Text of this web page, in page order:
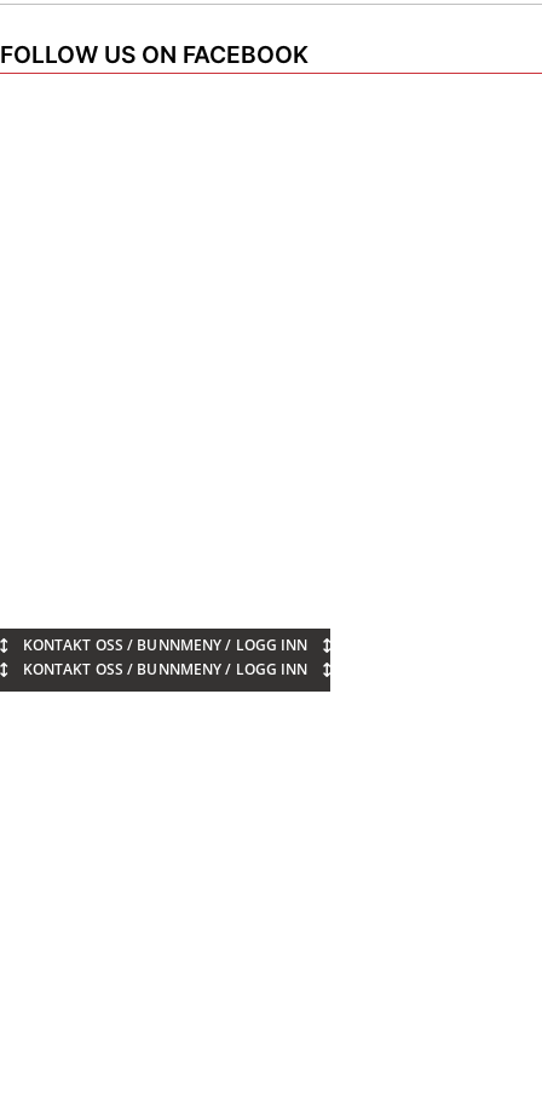
FOLLOW US ON FACEBOOK
KONTAKT OSS / BUNNMENY / LOGG INN
KONTAKT OSS / BUNNMENY / LOGG INN